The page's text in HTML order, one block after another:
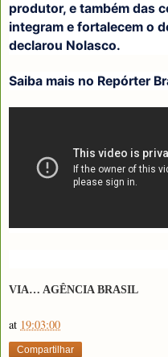
produtor, e também das
integram e fortalecem o
declarou Nolasco.
Saiba mais no Repórter
VIA… AGÊNCIA BRASIL
at 19:03:00
Compartilhar